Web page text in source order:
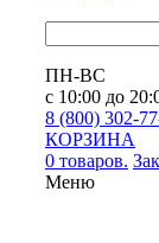
ПН-ВС
с 10:00 до
8 (800) 302-
КОРЗИНА
0 товаров.
Меню